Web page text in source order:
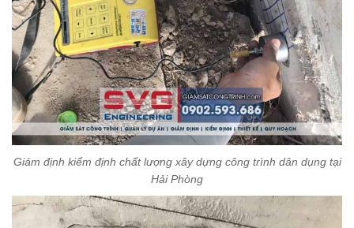
Giám định kiểm định chất lượng xây dựng công trình dân dụng tại
Hải Phòng